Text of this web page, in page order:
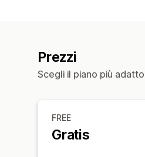
Prezzi
Scegli il piano più
FREE
Gratis